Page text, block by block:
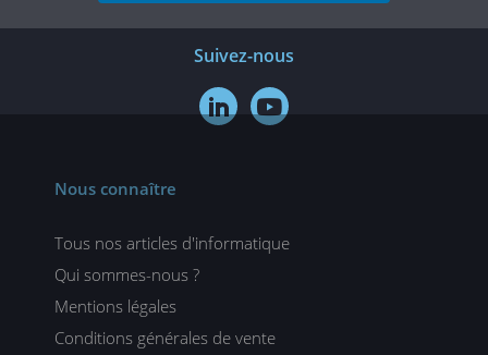
Suivez-nous
 
Nous connaître
Tous nos articles d'informatique
Qui sommes-nous ?
Mentions légales
Conditions générales de vente